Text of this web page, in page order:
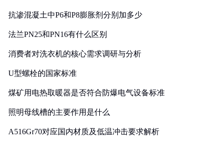
抗渗混凝土中P6和P8膨胀剂分别加多少
法兰PN25和PN16有什么区别
消费者对洗衣机的核心需求调研与分析
U型螺栓的国家标准
煤矿用电热取暖器是否符合防爆电气设备标准
照明母线槽的主要作用是什么
A516Gr70对应国内材质及低温冲击要求解析